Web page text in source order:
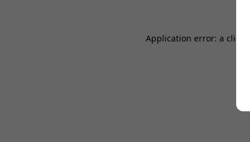
Application error: a client